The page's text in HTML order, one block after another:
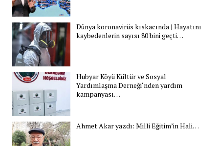
Dünya koronavirüs kıskacında | Hayatını
kaybedenlerin sayısı 80 bini geçti…
Hubyar Köyü Kültür ve Sosyal
Yardımlaşma Derneği‘nden yardım
kampanyası…
Ahmet Akar yazdı: Milli Eğitim’in Hali…